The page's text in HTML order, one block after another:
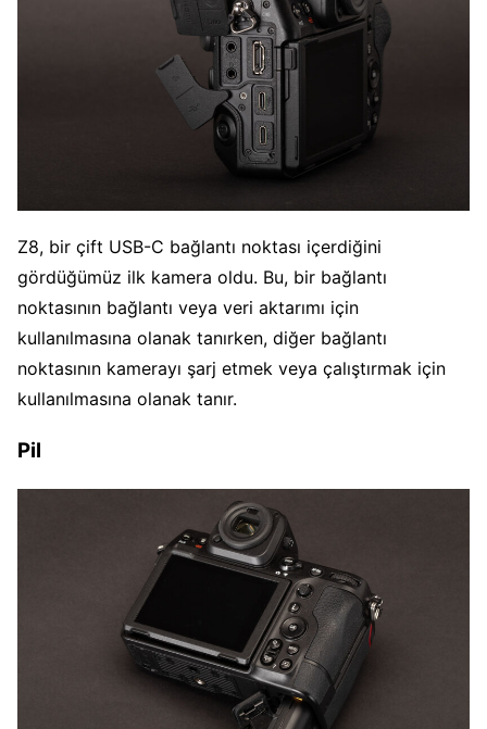
Z8, bir çift USB-C bağlantı noktası içerdiğini
gördüğümüz ilk kamera oldu. Bu, bir bağlantı
noktasının bağlantı veya veri aktarımı için
kullanılmasına olanak tanırken, diğer bağlantı
noktasının kamerayı şarj etmek veya çalıştırmak için
kullanılmasına olanak tanır.
Pil